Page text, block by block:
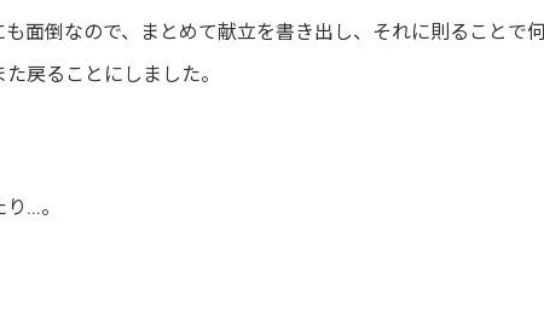
面倒なので、まとめて献立を書き出し、それに則ることで何
戻ることにしました。
…。